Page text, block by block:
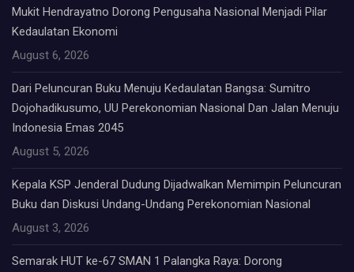
Mukit Hendrayatno Dorong Pengusaha Nasional Menjadi Pilar
Kedaulatan Ekonomi
August 6, 2026
Dari Peluncuran Buku Menuju Kedaulatan Bangsa: Sumitro
Dojohadikusumo, UU Perekonomian Nasional Dan Jalan Menuju
Indonesia Emas 2045
August 5, 2026
Kepala KSP Jenderal Dudung Dijadwalkan Memimpin Peluncuran
Buku dan Diskusi Undang-Undang Perekonomian Nasional
August 3, 2026
Semarak HUT ke-67 SMAN 1 Palangka Raya: Dorong